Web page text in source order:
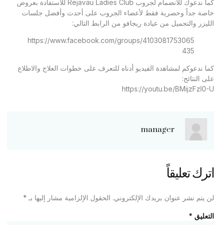
كما ندعوك للانضمام لجروب Rejavau Ladies Club للاستفادة بعروض
خاصة جداً وحصرية فقط لأعضاء الجروب على أحدث وأفضل جلسات
الليزر والتجميل من عيادة ريجافو من الرابط التالي:
https://www.facebook.com/groups/4103081753065
435
كما ندعوكم لمشاهدة الفيديو أدناه للتعرف على خطوات العلاج والاطلاع
على النتائج:
https://youtu.be/BMijzFzl0-U
manager
اترك تعليقاً
لن يتم نشر عنوان بريدك الإلكتروني. الحقول الإلزامية مشار إليها بـ *
التعليق *